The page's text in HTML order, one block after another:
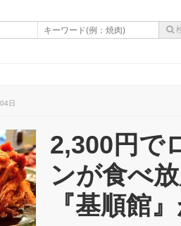
日
2,300円で
ンが食べ
『基順館